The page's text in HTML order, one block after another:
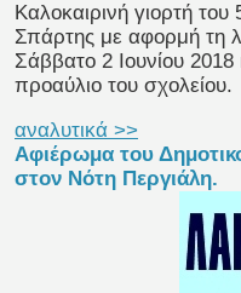
Kαλοκαιρινή γιορτή
Σπάρτης με αφορμή τη
Σάββατο 2 Ιουνίου
προαύλιο του σχολείου.
αναλυτικά >>
Αφιέρωμα του
στον Νότη Περγιάλη.